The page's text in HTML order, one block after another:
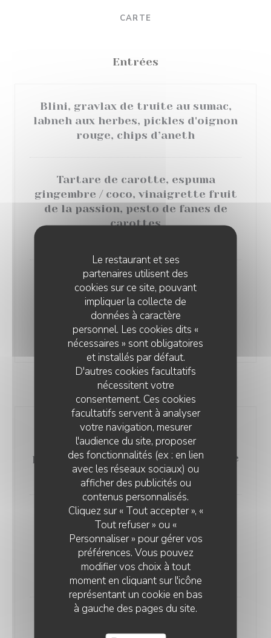
Le restaurant et ses
partenaires utilisent des
cookies sur ce site, pouvant
impliquer la collecte de
données à caractère
personnel. Les cookies dits «
nécessaires » sont obligatoires
et installés par défaut.
D'autres cookies facultatifs
nécessitent votre
consentement. Ces cookies
facultatifs servent à analyser
votre navigation, mesurer
l'audience du site, proposer
des fonctionnalités (ex : en lien
avec les réseaux sociaux) ou
afficher des publicités ou
contenus personnalisés.
Cliquez sur « Tout accepter », «
Tout refuser » ou «
Personnaliser » pour gérer vos
préférences. Vous pouvez
modifier vos choix à tout
moment en cliquant sur l'icône
représentant un cookie en bas
à gauche des pages du site.
CARTE
Entrées
Blini, gravlax de truite au sumac,
labneh aux herbes, pickles d'oignon
rouge, chips d’aneth
Tartare de carotte, espuma
gingembre / coco, vinaigrette fruit
de la passion, pesto de fanes de
carottes
Salade de poulpe , pomme de terre
tiède, gremolata au yuzu-kosho,
mayonnaise à l’encre de seiche,
kimchi de céleri, câpres frites
13,00 EUR
Plats
Poulet à la sichuanaise, riz au
piment, eryngii et pak-choï laqués,
piment grillé, condiment cacahuète
/ coriandre
Polenta crémeuse au basilic,
courgette ronde rôtie, piperade
tomate ananas, tomate cocktail
confite, condiment miso / ail
végétalien
pêche du jour